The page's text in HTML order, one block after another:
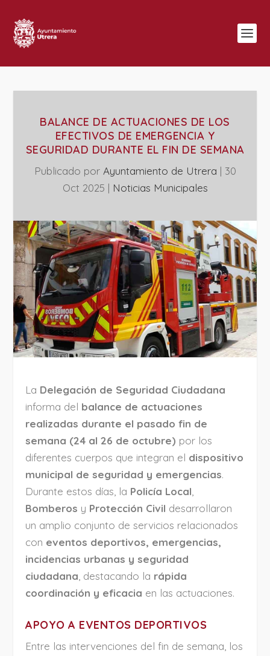
BALANCE DE ACTUACIONES DE LOS
EFECTIVOS DE EMERGENCIA Y
SEGURIDAD DURANTE EL FIN DE SEMANA
Publicado por Ayuntamiento de Utrera | 30
Oct 2025 | ‎Noticias Municipales
La Delegación de Seguridad Ciudadana
informa del balance de actuaciones
realizadas durante el pasado fin de
semana (24 al 26 de octubre) por los
diferentes cuerpos que integran el dispositivo
municipal de seguridad y emergencias.
Durante estos días, la Policía Local,
Bomberos y Protección Civil desarrollaron
un amplio conjunto de servicios relacionados
con eventos deportivos, emergencias,
incidencias urbanas y seguridad
ciudadana, destacando la rápida
coordinación y eficacia en las actuaciones.
APOYO A EVENTOS DEPORTIVOS
Entre las intervenciones del fin de semana, los